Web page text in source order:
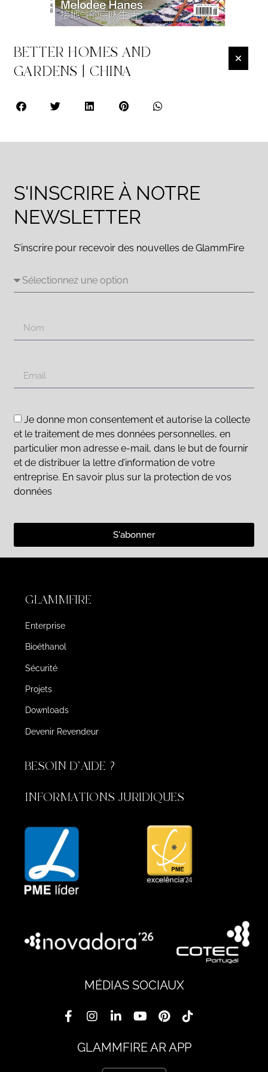
BETTER HOMES AND
GARDENS | CHINA
S'INSCRIRE À NOTRE
NEWSLETTER
S’inscrire pour recevoir des nouvelles de GlammFire
Je donne mon consentement et autorise la collecte
et le traitement de mes données personnelles, en
particulier mon adresse e-mail, dans le but de fournir
et de distribuer la lettre d’information de votre
entreprise. En savoir plus sur la protection de vos
données
S'abonner
GLAMMFIRE
Enterprise
Bioéthanol
Sécurité
Projets
Downloads
Devenir Revendeur
BESOIN D'AIDE ?
INFORMATIONS JURIDIQUES
MÉDIAS SOCIAUX
GLAMMFIRE AR APP